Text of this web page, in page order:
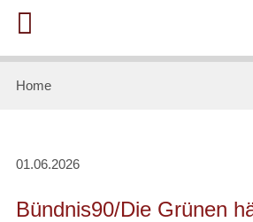
Home
01.06.2026
Bündnis90/Die Grünen